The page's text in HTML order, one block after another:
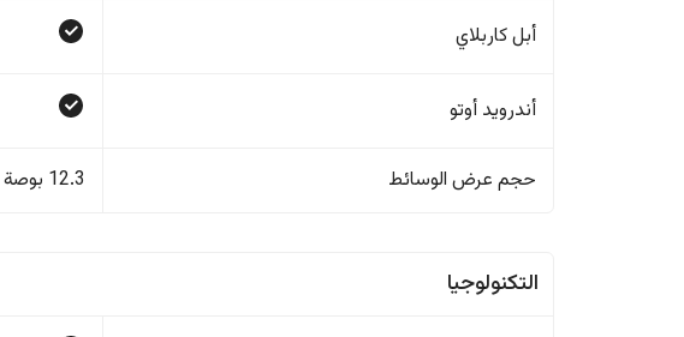
أبل كاربلاي
أندرويد أوتو
حجم عرض الوسائط 12.3 بوصة
التكنولوجيا